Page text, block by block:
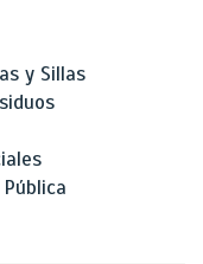
y Sillas